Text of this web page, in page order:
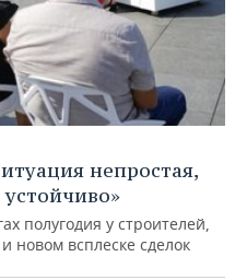
непростая,
полугодия у строителей,
новом всплеске сделок